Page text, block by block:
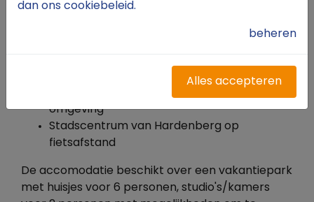
Uitgebreid ontbijtbuffet (vooraf
trampoline voor de kinderen
omgeving
Stadscentrum van Hardenberg op
fietsafstand
De accomodatie beschikt over een vakantiepark
met huisjes voor 6 personen, studio's/kamers
dan ons cookiebeleid.
beheren
Alles accepteren